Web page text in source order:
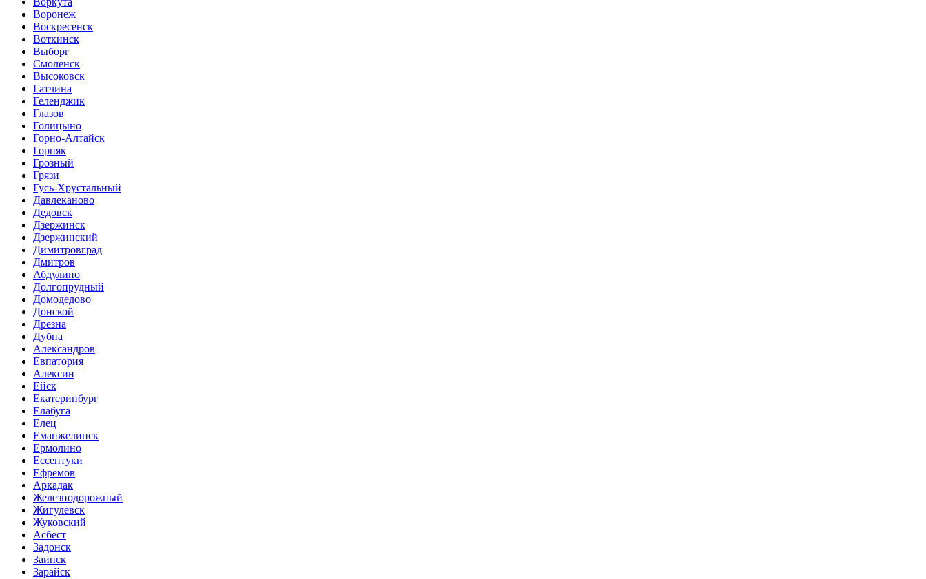
Воронеж
Воскресенск
Воткинск
Выборг
Смоленск
Высоковск
Гатчина
Геленджик
Глазов
Голицыно
Горно-Алтайск
Горняк
Грозный
Грязи
Гусь-Хрустальный
Давлеканово
Дедовск
Дзержинск
Дзержинский
Димитровград
Дмитров
Абдулино
Долгопрудный
Домодедово
Донской
Дрезна
Дубна
Александров
Евпатория
Алексин
Ейск
Екатеринбург
Елабуга
Елец
Еманжелинск
Ермолино
Ессентуки
Ефремов
Аркадак
Железнодорожный
Жигулевск
Жуковский
Асбест
Задонск
Заинск
Зарайск